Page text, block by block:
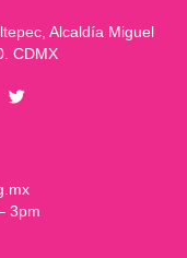
Alcaldía Miguel
CDMX
3pm